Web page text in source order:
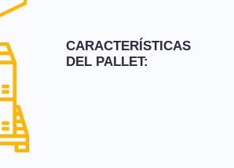
CARACTERÍSTICAS
DEL PALLET: